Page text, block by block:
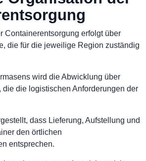
Containerentsorgung erfolgt über
die für die jeweilige Region zuständig
wird die Abwicklung über
die die logistischen Anforderungen der
dass Lieferung, Aufstellung und
den örtlichen
entsprechen.